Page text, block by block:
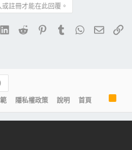
註冊才能在此回覆。
LinkedIn
Reddit PinterestTumblrWhatsApp
電子
隱私權政策 說明 首頁
S